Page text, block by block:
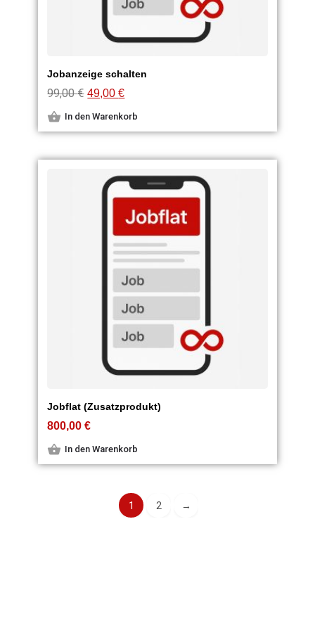
Jobanzeige schalten
99,00€ 49,00€
In den Warenkorb
Jobflat (Zusatzprodukt)
800,00€
In den Warenkorb
1 2 →